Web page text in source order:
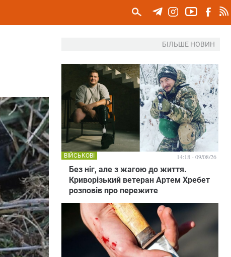
БІЛЬШЕ НОВИН
Без ніг, але з жагою до життя.
Криворізький ветеран Артем Хребет
розповів про пережите
ВІЙСЬКОВІ 14:18 - 09/08/26